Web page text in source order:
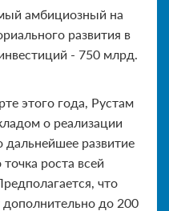
амбициозный на
развития в
- 750 млрд.
этого года, Рустам
о реализации
дальнейшее развитие
роста всей
что
дополнительно до 200